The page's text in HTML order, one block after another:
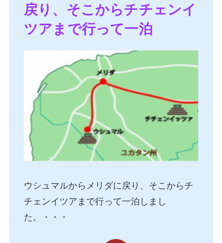
戻り、そこからチチェンイ
ツアまで行って一泊
ウシュマルからメリダに戻り、そこからチ
チェンイツアまで行って一泊しまし
た。・・・